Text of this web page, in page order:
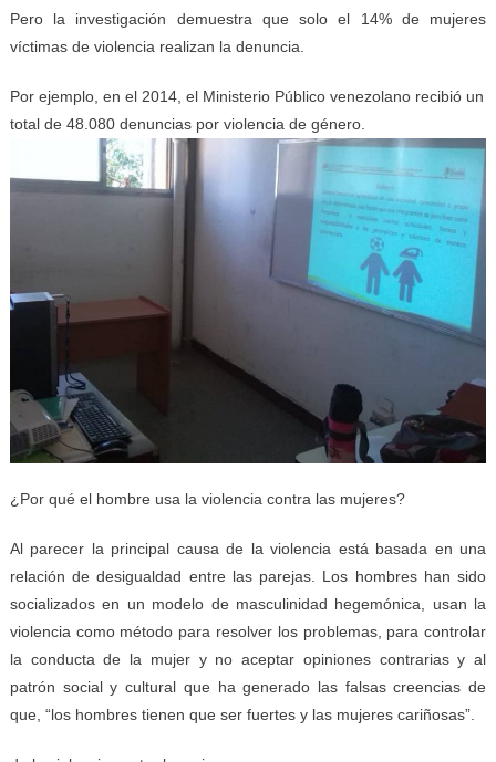
Pero la investigación demuestra que solo el 14% de mujeres
víctimas de violencia realizan la denuncia.
Por ejemplo, en el 2014, el Ministerio Público venezolano recibió un
total de 48.080 denuncias por violencia de género.
¿Por qué el hombre usa la violencia contra las mujeres?
Al parecer la principal causa de la violencia está basada en una
relación de desigualdad entre las parejas. Los hombres han sido
socializados en un modelo de masculinidad hegemónica, usan la
violencia como método para resolver los problemas, para controlar
la conducta de la mujer y no aceptar opiniones contrarias y al
patrón social y cultural que ha generado las falsas creencias de
que, “los hombres tienen que ser fuertes y las mujeres cariñosas”.